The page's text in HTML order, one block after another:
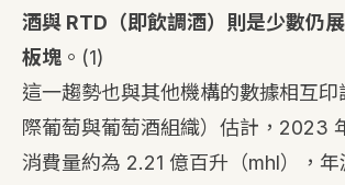
酒與 RTD（即飲調酒）則是少數仍
板塊 。 (1)
這一趨勢也與其他機構的數據相互印
際葡萄與葡萄酒組織）估計，2023
消費量約為 2.21 億百升（mhl），年